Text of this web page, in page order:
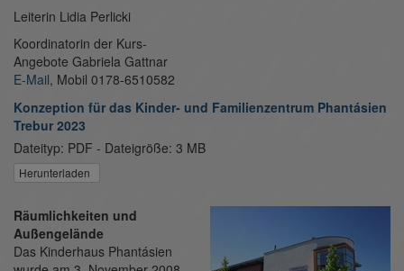
Leiterin Lidia Perlicki
Koordinatorin der Kurs-
Angebote Gabriela Gattnar
E-Mail, Mobil 0178-6510582
Konzeption für das Kinder- und Familienzentrum Phantásien
Trebur 2023
Dateityp: PDF - Dateigröße: 3 MB
Herunterladen
Räumlichkeiten und
Außengelände
Das Kinderhaus Phantásien